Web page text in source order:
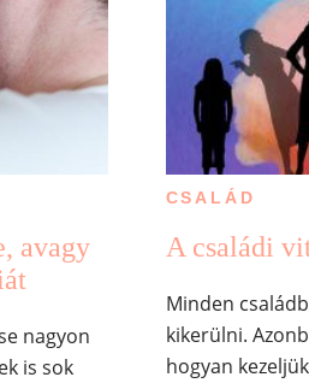
avagy
nagyon
is sok
CSALÁD
A családi
Minden
kikerülni.
hogyan